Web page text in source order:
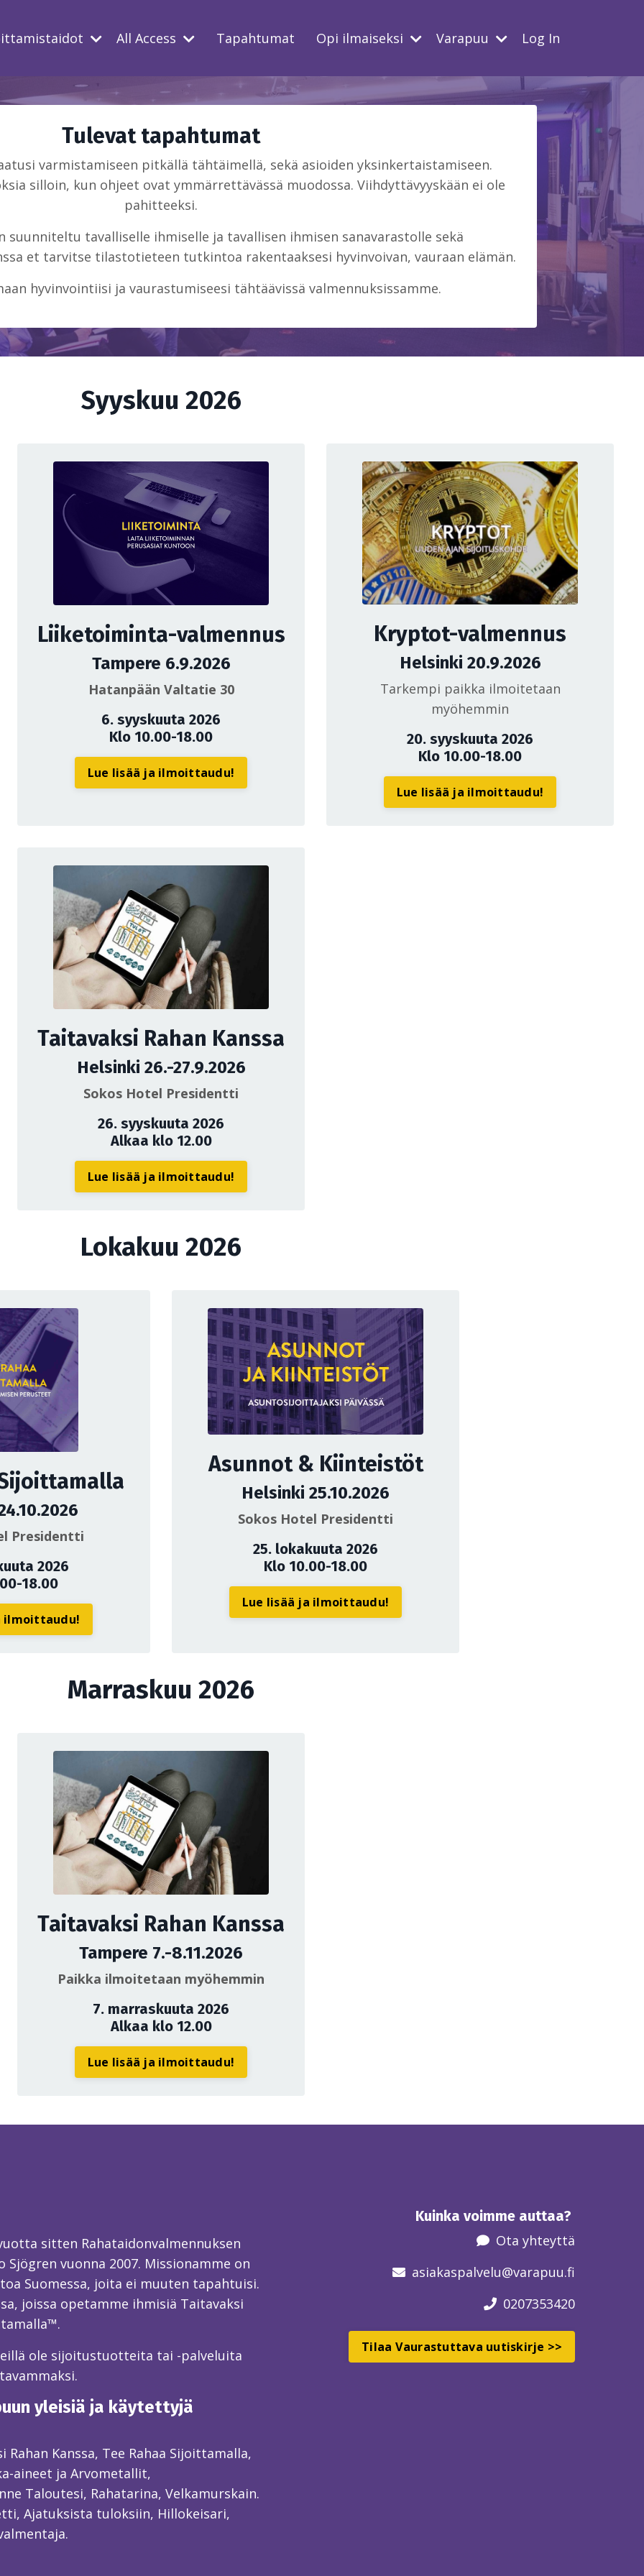
All Access Tapahtumat Opi ilmaiseksi Varapuu Log In
Tulevat tapahtumat
varmistamiseen pitkällä tähtäimellä, sekä asioiden yksinkertaistamiseen.
silloin, kun ohjeet ovat ymmärrettävässä muodossa. Viihdyttävyyskään ei ole
pahitteeksi.
suunniteltu tavalliselle ihmiselle ja tavallisen ihmisen sanavarastolle sekä
et tarvitse tilastotieteen tutkintoa rakentaaksesi hyvinvoivan, vauraan elämän.
hyvinvointiisi ja vaurastumiseesi tähtäävissä valmennuksissamme.
Syyskuu 2026
Liiketoiminta-valmennus
Tampere 6.9.2026
Hatanpään Valtatie 30
6. syyskuuta 2026
Klo 10.00-18.00
Lue lisää ja ilmoittaudu!
Kryptot-valmennus
Helsinki 20.9.2026
Tarkempi paikka ilmoitetaan
myöhemmin
20. syyskuuta 2026
Klo 10.00-18.00
Lue lisää ja ilmoittaudu!
Taitavaksi Rahan Kanssa
Helsinki 26.-27.9.2026
Sokos Hotel Presidentti
26. syyskuuta 2026
Alkaa klo 12.00
Lue lisää ja ilmoittaudu!
Lokakuu 2026
Presidentti
2026
18.00
ilmoittaudu!
Asunnot & Kiinteistöt
Helsinki 25.10.2026
Sokos Hotel Presidentti
25. lokakuuta 2026
Klo 10.00-18.00
Lue lisää ja ilmoittaudu!
Marraskuu 2026
Taitavaksi Rahan Kanssa
Tampere 7.-8.11.2026
Paikka ilmoitetaan myöhemmin
7. marraskuuta 2026
Alkaa klo 12.00
Lue lisää ja ilmoittaudu!
sitten Rahataidonvalmennuksen
vuonna 2007. Missionamme on
Suomessa, joita ei muuten tapahtuisi.
joissa opetamme ihmisiä Taitavaksi
ole sijoitustuotteita tai -palveluita
yleisiä ja käytettyjä
Kanssa, Tee Rahaa Sijoittamalla,
aineet ja Arvometallit,
Taloutesi, Rahatarina, Velkamurskain.
Ajatuksista tuloksiin, Hillokeisari,
Kuinka voimme auttaa?
Ota yhteyttä
asiakaspalvelu@varapuu.fi
0207353420
Tilaa Vaurastuttava uutiskirje >>